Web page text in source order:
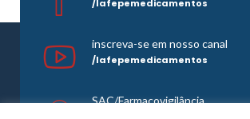
/lafepemedicamentos
inscreva-se em nosso canal
/lafepemedicamentos
SAC/Farmacovigilância